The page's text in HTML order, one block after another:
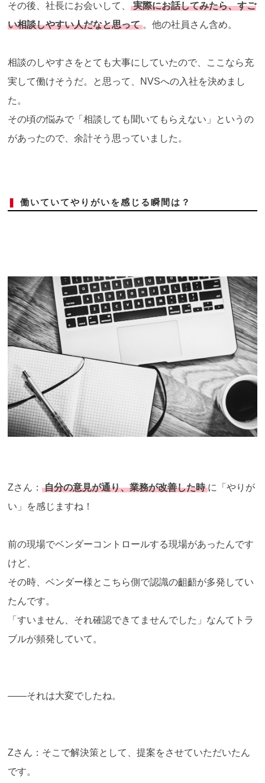
その後、社長にお会いして、実際にお話してみたら、すご
い相談しやすい人だなと思って。他の社員さん含め。
相談のしやすさをとても大事にしていたので、ここなら充
実して働けそうだ。と思って、NVSへの入社を決めまし
た。
その頃の悩みで「相談しても聞いてもらえない」というの
があったので、余計そう思っていました。
❚働いていてやりがいを感じる瞬間は？
Zさん：自分の意見が通り、業務が改善した時に「やりが
い」を感じますね！
前の現場でベンダーコントロールする現場があったんです
けど、
その時、ベンダー様とこちら側で認識の齟齬が多発してい
たんです。
「すいません、それ確認できてませんでした」なんてトラ
ブルが頻発していて。
――それは大変でしたね。
Zさん：そこで解決策として、提案をさせていただいたん
です。